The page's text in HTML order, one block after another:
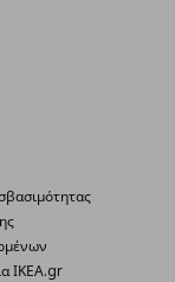
ΙΚΕΑ.gr